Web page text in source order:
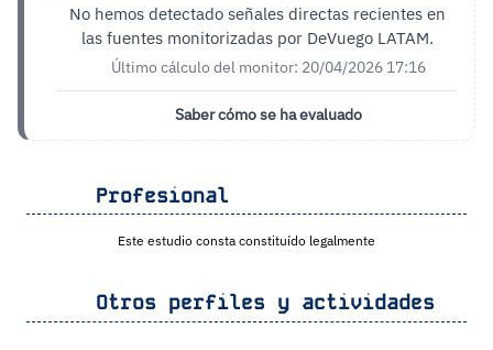
No hemos detectado señales directas recientes en
las fuentes monitorizadas por DeVuego LATAM.
Último cálculo del monitor: 20/04/2026 17:16
Saber cómo se ha evaluado
Profesional
Este estudio consta constituído legalmente
Otros perfiles y actividades